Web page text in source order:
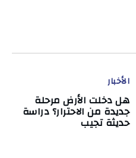
الأخبار
هل دخلت الأرض مرحلة
جديدة من الاحترار؟ دراسة
حديثة تجيب